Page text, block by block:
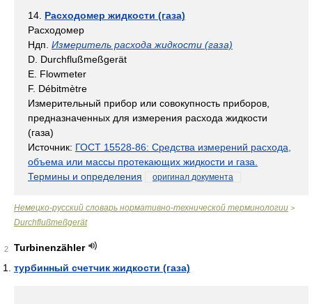
14. Расходомер жидкости (газа)
Расходомер
Ндп. Измеритель расхода жидкости (газа)
D. Durchflußmeßgerät
E. Flowmeter
F. Débitmètre
Измерительный прибор или совокупность приборов,
предназначенных для измерения расхода жидкости
(газа)
Источник: ГОСТ 15528-86: Средства измерений расхода,
объема или массы протекающих жидкости и газа.
Термины и определения
оригинал документа
Немецко-русский словарь нормативно-технической терминологии >
Durchflußmeßgerät
2
Turbinenzähler
турбинный счетчик жидкости (газа)